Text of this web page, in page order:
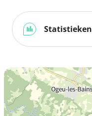
Statistieken